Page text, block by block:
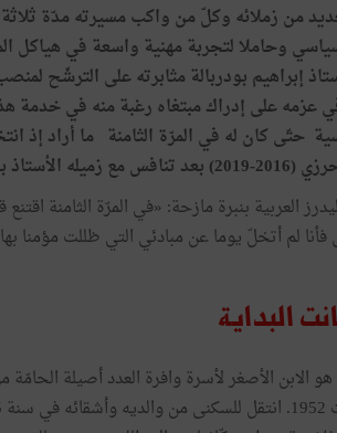
من زملائه وكلّ من واكب مسيرته مدّة
وحاملا لتجربة مهنية واسعة في هياكل
عزمه على إدراك مبتغاه رغبة منه في خدمة
حتّى كان له في المرّة الثامنة ما أراد إذ
بوبكر بن ثابت.
العربية بنبرة مازحة: «في المرّة الثامنة
لم أتخلّ يوما عن مبادئي التي ظللت مؤمنا
البداية
هو الابن الأصغر لأسرة وافرة العدد أصيلة